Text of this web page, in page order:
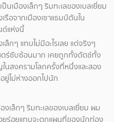
นเมืองเล็กๆ ริมทะเลของเบลเยี่ยม
อจากเมืองเซาแธมป์ตันใน
ด์แห่งนี้
กๆ แทบไม่มีอะไรเลย แต่จริงๆ
ตร์ซับซ้อนมาก เคยถูกทั้งดัตช์ทั้ง
นสงครามโลกครั้งที่หนึ่งและสอง
ยู่ไม่ห่างออกไปนัก
งเล็กๆ ริมทะเลของเบลเยี่ยม ผม
อยร่อยแทบจะตกแผนที่ของนักท่อง